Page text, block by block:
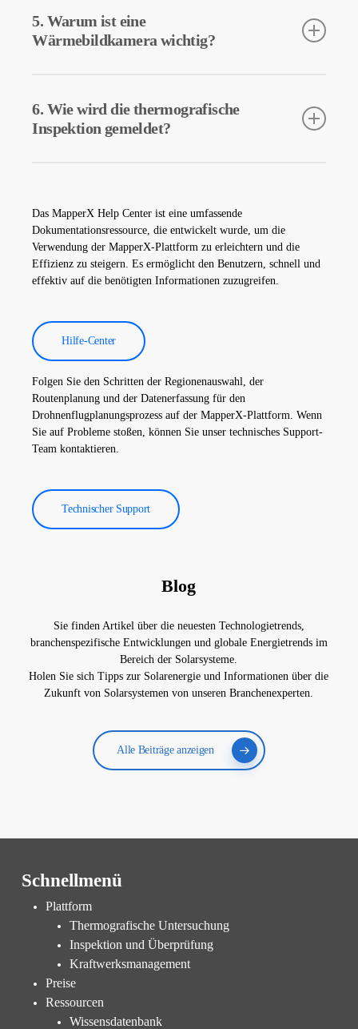
durchgeführt. Es beschädigt Ihren Standort nicht und hilft, den
sicheren Betrieb Ihrer Anlage zu gewährleisten.
5. Warum ist eine
Wärmebildkamera wichtig?
Kameras helfen bei der frühzeitigen Fehlererkennung und
vorbeugenden Wartung.
6. Wie wird die thermografische
Inspektion gemeldet?
Solarkraftwerken zu verbessern und die Betriebskosten zu
senken.
Das MapperX Help Center ist eine umfassende
Dokumentationsressource, die entwickelt wurde, um die
Verwendung der MapperX-Plattform zu erleichtern und die
Effizienz zu steigern. Es ermöglicht den Benutzern, schnell und
effektiv auf die benötigten Informationen zuzugreifen.
Hilfe-Center
Folgen Sie den Schritten der Regionenauswahl, der
Routenplanung und der Datenerfassung für den
Drohnenflugplanungsprozess auf der MapperX-Plattform. Wenn
Sie auf Probleme stoßen, können Sie unser technisches Support-
Team kontaktieren.
Technischer Support
Blog
Sie finden Artikel über die neuesten Technologietrends,
branchenspezifische Entwicklungen und globale Energietrends im
Bereich der Solarsysteme.
Holen Sie sich Tipps zur Solarenergie und Informationen über die
Zukunft von Solarsystemen von unseren Branchenexperten.
Alle Beiträge anzeigen
Schnellmenü
Plattform
Thermografische Untersuchung
Inspektion und Überprüfung
Kraftwerksmanagement
Preise
Ressourcen
Wissensdatenbank